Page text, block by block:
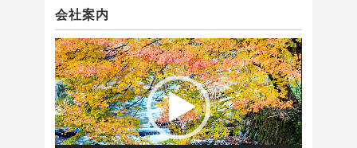
会社案内
動
画
プ
レ
ー